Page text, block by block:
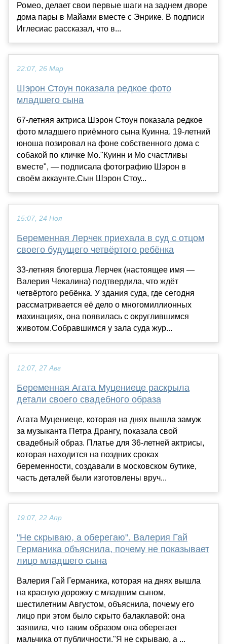
Ромео, делает свои первые шаги на заднем дворе
дома пары в Майами вместе с Энрике. В подписи
Иглесиас рассказал, что в...
22:07, 26 Мар
Шэрон Стоун показала редкое фото
младшего сына
67-летняя актриса Шэрон Стоун показала редкое
фото младшего приёмного сына Куинна. 19-летний
юноша позировал на фоне собственного дома с
собакой по кличке Мо."Куинн и Мо счастливы
вместе", — подписала фотографию Шэрон в
своём аккаунте.Сын Шэрон Стоу...
15:07, 24 Ноя
Беременная Лерчек приехала в суд с отцом
своего будущего четвёртого ребёнка
33-летняя блогерша Лерчек (настоящее имя —
Валерия Чекалина) подтвердила, что ждёт
четвёртого ребёнка. У здания суда, где сегодня
рассматривается её дело о многомиллионных
махинациях, она появилась с округлившимся
животом.Собравшимся у зала суда жур...
12:07, 27 Авг
Беременная Агата Муцениеце раскрыла
детали своего свадебного образа
Агата Муцениеце, которая на днях вышла замуж
за музыканта Петра Дрангу, показала свой
свадебный образ. Платье для 36-летней актрисы,
которая находится на поздних сроках
беременности, создавали в московском бутике,
часть деталей были изготовлены вруч...
19:07, 22 Апр
"Не скрываю, а оберегаю". Валерия Гай
Германика объяснила, почему не показывает
лицо младшего сына
Валерия Гай Германика, которая на днях вышла
на красную дорожку с младшим сыном,
шестилетним Августом, объяснила, почему его
лицо при этом было скрыто балаклавой: она
заявила, что таким образом она оберегает
мальчика от публичности."Я не скрываю, а ...